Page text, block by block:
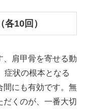
10回）
、肩甲骨を寄せる動
症状の根本となる
間にも有効です。無
くのが、一番大切